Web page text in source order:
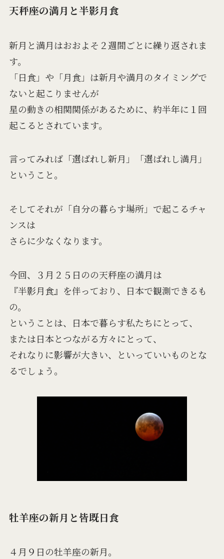
天秤座の満月と半影月食
新月と満月はおおよそ２週間ごとに繰り返されま
す。
「日食」や「月食」は新月や満月のタイミングで
ないと起こりませんが
星の動きの相関関係があるために、約半年に１回
起こるとされています。
言ってみれば「選ばれし新月」「選ばれし満月」
ということ。
そしてそれが「自分の暮らす場所」で起こるチャ
ンスは
さらに少なくなります。
今回、３月２５日のの天秤座の満月は
『半影月食』を伴っており、日本で観測できるも
の。
ということは、日本で暮らす私たちにとって、
または日本とつながる方々にとって、
それなりに影響が大きい、といっていいものとな
るでしょう。
牡羊座の新月と皆既日食
４月９日の牡羊座の新月。